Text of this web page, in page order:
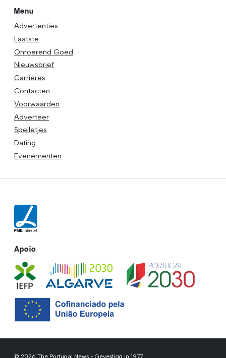
Menu
Advertenties
Laatste
Onroerend Goed
Nieuwsbrief
Carrières
Contacten
Voorwaarden
Adverteer
Spelletjes
Dating
Evenementen
Apoio